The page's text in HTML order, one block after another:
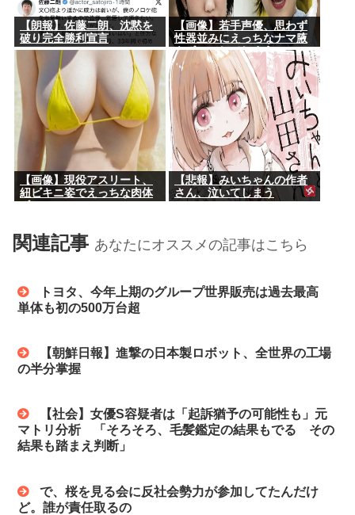
【朗報】佐藤二朗、沈黙を
破り完全勝利宣言
【画像】若手声優、思わず
性器並みにえっちなナマ腋
をボロンしてしまうwww
【画像】現役アスリート、
紐ビキニ姿でえっちな肉体
【悲報】みいちゃんの作者
さん、泣いてしまう
関連記事 あなたにオススメの記事はこちら
単体も初の500万台超
の半分掌握
マトリ分析 「そろそろ、毛髪鑑定の結果もでる その
結果も踏まえ判断」
ど。誰が責任取るの